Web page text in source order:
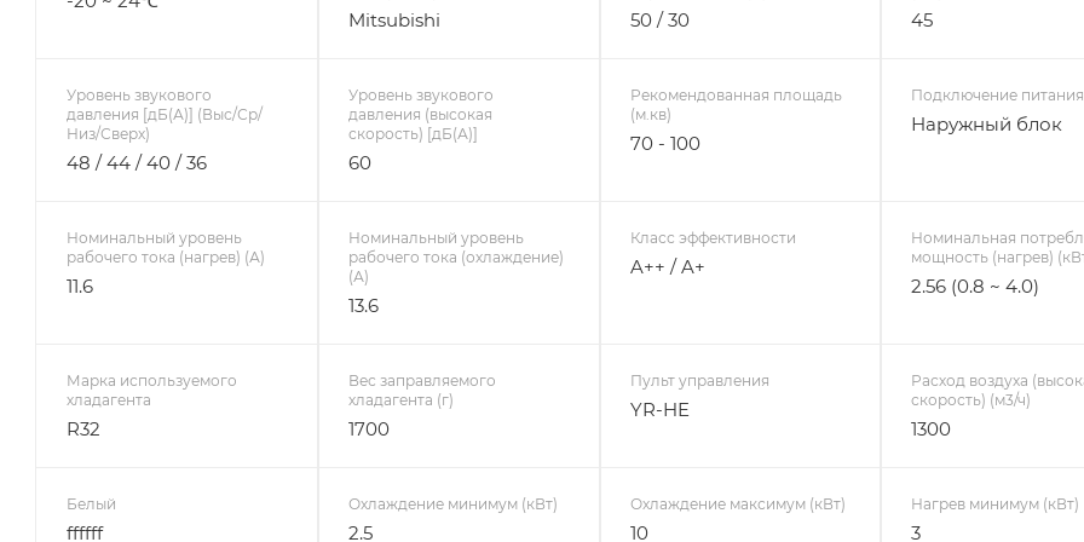
Mitsubishi 50 / 30 45
Уровень звукового
давления [дБ(А)] (Выс/Ср/
Низ/Сверх)
48 / 44 / 40 / 36
Уровень звукового
давления (высокая
скорость) [дБ(А)]
60
Рекомендованная площадь
(м.кв)
70 - 100
Подключение питания
Наружный блок
Номинальный уровень
рабочего тока (нагрев) (А)
11.6
Номинальный уровень
рабочего тока (охлаждение)
(А)
13.6
Класс эффективности
A++ / A+
Номинальная
мощность (нагрев)
2.56 (0.8 ~ 4.0)
Марка используемого
хладагента
R32
Вес заправляемого
хладагента (г)
1700
Пульт управления
YR-HE
Расход воздуха
скорость) (м3/ч)
1300
Белый
ffffff
Охлаждение минимум (кВт)
2.5
Охлаждение максимум (кВт)
10
Нагрев минимум (кВт)
3